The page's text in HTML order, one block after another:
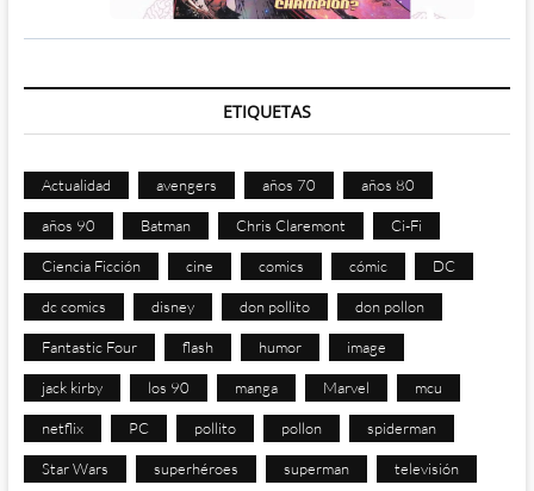
ETIQUETAS
Actualidad avengers años 70 años 80
años 90 Batman Chris Claremont Ci-Fi
Ciencia Ficción cine comics cómic DC
dc comics disney don pollito don pollon
Fantastic Four flash humor image
jack kirby los 90 manga Marvel mcu
netflix PC pollito pollon spiderman
Star Wars superhéroes superman televisión